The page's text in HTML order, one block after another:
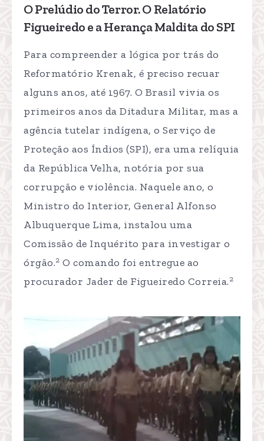
O Prelúdio do Terror. O Relatório
Figueiredo e a Herança Maldita do SPI
Para compreender a lógica por trás do
Reformatório Krenak, é preciso recuar
alguns anos, até 1967. O Brasil vivia os
primeiros anos da Ditadura Militar, mas a
agência tutelar indígena, o Serviço de
Proteção aos Índios (SPI), era uma relíquia
da República Velha, notória por sua
corrupção e violência. Naquele ano, o
Ministro do Interior, General Alfonso
Albuquerque Lima, instalou uma
Comissão de Inquérito para investigar o
órgão.2 O comando foi entregue ao
procurador Jader de Figueiredo Correia.2